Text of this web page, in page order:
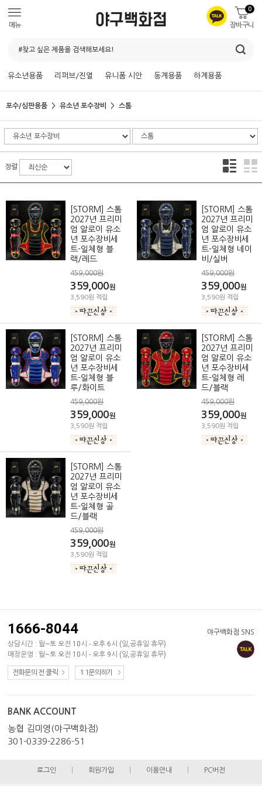
메뉴 장바구니
0
유소년용품 리퍼브/진열 유니폼 시안 동계용품 하계용품
포수/심판용품 유소년 포수장비 스톰
정렬
[STORM] 스톰
2027년 프리미
엄 알로이 유소
년 포수장비세
트-일체형 블
랙/레드
459,000원
359,000원
3,590원 적립
[STORM] 스톰
2027년 프리미
엄 알로이 유소
년 포수장비세
트-일체형 네이
비/실버
459,000원
359,000원
3,590원 적립
[STORM] 스톰
2027년 프리미
엄 알로이 유소
년 포수장비세
트-일체형 블
루/화이트
459,000원
359,000원
3,590원 적립
[STORM] 스톰
2027년 프리미
엄 알로이 유소
년 포수장비세
트-일체형 레
드/블랙
459,000원
359,000원
3,590원 적립
[STORM] 스톰
2027년 프리미
엄 알로이 유소
년 포수장비세
트-일체형 골
드/블랙
459,000원
359,000원
3,590원 적립
야구백화점 SNS
1666-8044
상담시간 : 월~토 오전 10시 - 오후 6시 (일,공휴일 휴무)
매장운영 : 월~토 오전 10시 - 오후 9시 (일,공휴일 휴무)
전화문의 전 클릭 1:1문의하기
BANK ACCOUNT
농협 김미영(야구백화점)
301-0339-2286-51
로그인 회원가입 이용안내 PC버전